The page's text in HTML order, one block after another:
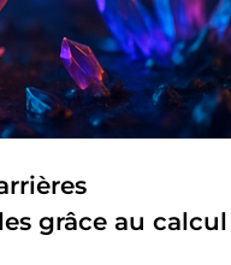
grâce au calcul